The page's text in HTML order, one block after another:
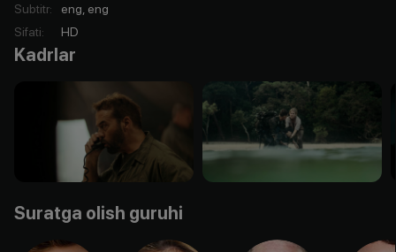
Subtitr:
eng, eng
Sifati: HD
Kadrlar
Suratga olish guruhi